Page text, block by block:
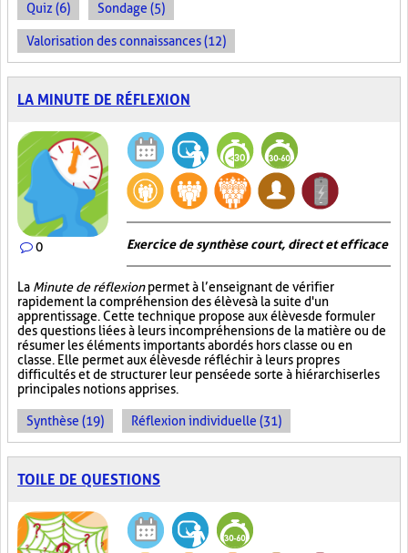
Quiz (6) Sondage (5)
Valorisation des connaissances (12)
LA MINUTE DE RÉFLEXION
0 Exercice de synthèse court, direct et efficace
La Minute de réflexionpermet à l’enseignant de vérifier
rapidement la compréhension des élèves à la suite d'un
apprentissage. Cette technique propose aux élèves de formuler
des questions liées à leurs incompréhensions de la matière ou de
résumer les éléments importants abordés hors classe ou en
classe. Elle permet aux élèves de réfléchir à leurs propres
difficultés et de structurer leur pensée de sorte à hiérarchiser les
principales notions apprises.
Synthèse (19) Réflexion individuelle (31)
TOILE DE QUESTIONS